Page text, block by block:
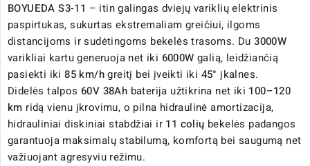
BOYUEDA S3-11 – itin galingas dviejų variklių elektrinis
paspirtukas, sukurtas ekstremaliam greičiui, ilgoms
distancijoms ir sudėtingoms bekelės trasoms. Du3000W
varikliai kartu generuoja net iki 6000W galią, leidžiančią
pasiekti iki 85 km/hgreitį bei įveikti iki 45° įkalnes.
Didelės talpos 60V 38Ah baterija užtikrina net iki 100–120
km ridą vienu įkrovimu, o pilna hidraulinė amortizacija,
hidrauliniai diskiniai stabdžiai ir 11 colių bekelės padangos
garantuoja maksimalų stabilumą, komfortą bei saugumą net
važiuojant agresyviu režimu.